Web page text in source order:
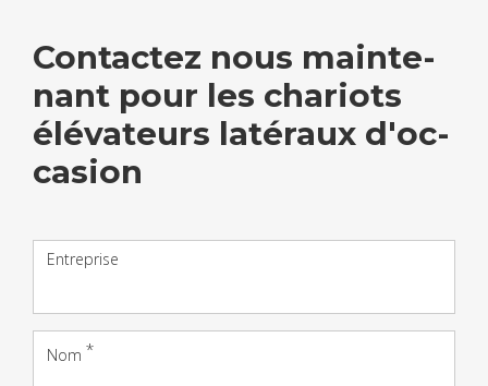
Contac­tez nous main­te­
nant pour les cha­riots
élé­va­teurs laté­raux d'oc­
ca­sion
Entreprise
Nom